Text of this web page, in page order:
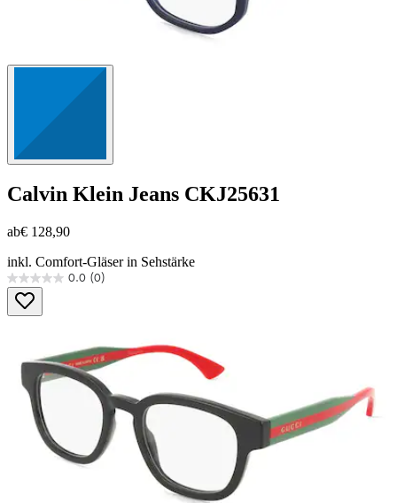
Calvin Klein Jeans CKJ25631
ab€ 128,90
inkl. Comfort-Gläser in Sehstärke
0.0 (0)
0.0
von
5